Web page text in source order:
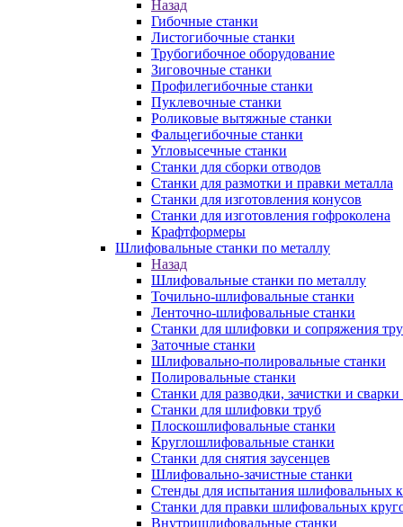
Назад
Гибочные станки
Листогибочные станки
Трубогибочное оборудование
Зиговочные станки
Профилегибочные станки
Пуклевочные станки
Роликовые вытяжные станки
Фальцегибочные станки
Угловысечные станки
Станки для сборки отводов
Станки для размотки и правки металла
Станки для изготовления конусов
Станки для изготовления гофроколена
Крафтформеры
Шлифовальные станки по металлу
Назад
Шлифовальные станки по металлу
Точильно-шлифовальные станки
Ленточно-шлифовальные станки
Станки для шлифовки и сопряжения
Заточные станки
Шлифовально-полировальные станки
Полировальные станки
Станки для разводки, зачистки и сварки
Станки для шлифовки труб
Плоскошлифовальные станки
Круглошлифовальные станки
Станки для снятия заусенцев
Шлифовально-зачистные станки
Стенды для испытания шлифовальных
Станки для правки шлифовальных
Внутришлифовальные станки